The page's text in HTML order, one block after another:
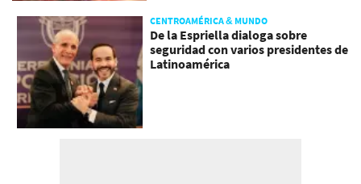
CENTROAMÉRICA & MUNDO
De la Espriella dialoga sobre
seguridad con varios presidentes de
Latinoamérica